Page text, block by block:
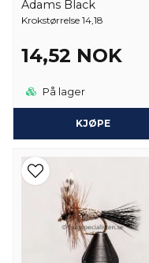
Oppsummert er
tiltrekke og lure Grayling,
vannstrømmer og innsjøer.
Adams Black
Krokstørrelse 14,18
14,52 NOK
På lager
KJØPE